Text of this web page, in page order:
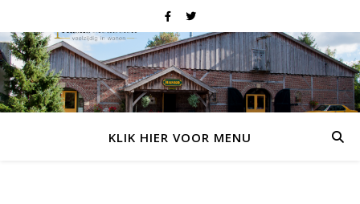
KLIK HIER VOOR MENU